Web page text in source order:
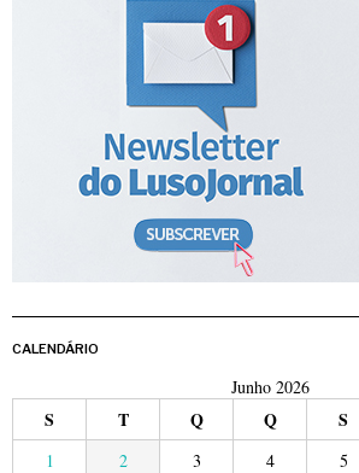
CALENDÁRIO
Junho 2026
S T Q Q S
1 2 3 4 5